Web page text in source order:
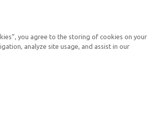
Respuestas en Génesis es un ministerio
defender su fe y proclamar el evangelio
you agree to the storing of cookies on your
analyze site usage, and assist in our